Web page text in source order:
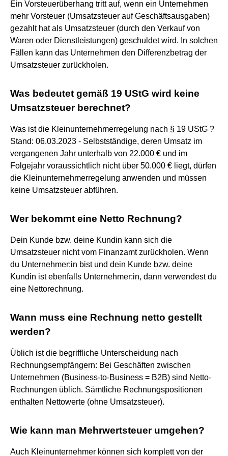
Ein Vorsteuerüberhang tritt auf, wenn ein Unternehmen
mehr Vorsteuer (Umsatzsteuer auf Geschäftsausgaben)
gezahlt hat als Umsatzsteuer (durch den Verkauf von
Waren oder Dienstleistungen) geschuldet wird. In solchen
Fällen kann das Unternehmen den Differenzbetrag der
Umsatzsteuer zurückholen.
Was bedeutet gemäß 19 UStG wird keine
Umsatzsteuer berechnet?
Was ist die Kleinunternehmerregelung nach § 19 UStG ?
Stand: 06.03.2023 - Selbstständige, deren Umsatz im
vergangenen Jahr unterhalb von 22.000 € und im
Folgejahr voraussichtlich nicht über 50.000 € liegt, dürfen
die Kleinunternehmerregelung anwenden und müssen
keine Umsatzsteuer abführen.
Wer bekommt eine Netto Rechnung?
Dein Kunde bzw. deine Kundin kann sich die
Umsatzsteuer nicht vom Finanzamt zurückholen. Wenn
du Unternehmer:in bist und dein Kunde bzw. deine
Kundin ist ebenfalls Unternehmer:in, dann verwendest du
eine Nettorechnung.
Wann muss eine Rechnung netto gestellt
werden?
Üblich ist die begriffliche Unterscheidung nach
Rechnungsempfängern: Bei Geschäften zwischen
Unternehmen (Business-to-Business = B2B) sind Netto-
Rechnungen üblich. Sämtliche Rechnungspositionen
enthalten Nettowerte (ohne Umsatzsteuer).
Wie kann man Mehrwertsteuer umgehen?
Auch Kleinunternehmer können sich komplett von der